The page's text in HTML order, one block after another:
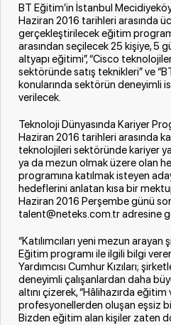
BT Eğitim’in İstanbul
Haziran 2016 tarihleri arasında
gerçekleştirilecek eğitim
arasından seçilecek 25 kişiye, 5
altyapı eğitimi”, “Cisco
sektöründe satış teknikleri” ve
konularında sektörün deneyimli
verilecek.
Teknoloji Dünyasında Kariyer
Haziran 2016 tarihleri arasında
teknolojileri sektöründe kariyer
ya da mezun olmak üzere olan
programına katılmak isteyen
hedeflerini anlatan kısa bir
Haziran 2016 Perşembe günü
talent@neteks.com.tr adresine
“Katılımcıları yeni mezun
Eğitim programı ile ilgili bilgi
Yardımcısı Cumhur Kızıları;
deneyimli çalışanlardan daha
altını çizerek, “Hâlihazırda
profesyonellerden oluşan eşsiz
Bizden eğitim alan kişiler zaten